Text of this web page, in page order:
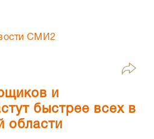
СМИ2
и
быстрее всех в
области